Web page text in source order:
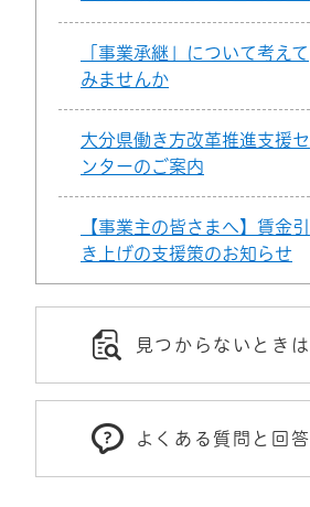
「事業承継」について考えて
みませんか
大分県働き方改革推進支援セ
ンターのご案内
【事業主の皆さまへ】賃金引
き上げの支援策のお知らせ
見つからないときは
よくある質問と回答